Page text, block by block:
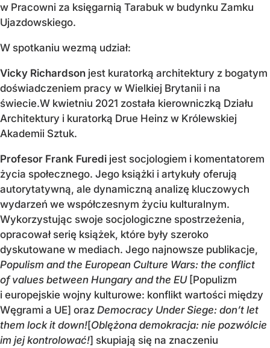
w Pracowni za księgarnią Tarabuk w budynku Zamku
Ujazdowskiego.
W spotkaniu wezmą udział:
Vicky Richardson jest kuratorką architektury z bogatym
doświadczeniem pracy w Wielkiej Brytanii i na
świecie.W kwietniu 2021 została kierowniczką Działu
Architektury i kuratorką Drue Heinz w Królewskiej
Akademii Sztuk.
Profesor Frank Furedi jest socjologiem i komentatorem
życia społecznego. Jego książki i artykuły oferują
autorytatywną, ale dynamiczną analizę kluczowych
wydarzeń we współczesnym życiu kulturalnym.
Wykorzystując swoje socjologiczne spostrzeżenia,
opracował serię książek, które były szeroko
dyskutowane w mediach. Jego najnowsze publikacje,
Populism and the European Culture Wars: the conflict
of values between Hungary and the EU[Populizm
i europejskie wojny kulturowe: konflikt wartości między
Węgrami a UE] oraz Democracy Under Siege: don’t let
them lock it down![Oblężona demokracja: nie pozwólcie
im jej kontrolować!] skupiają się na znaczeniu